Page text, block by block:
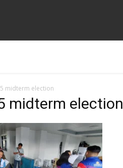
midterm election
midterm election